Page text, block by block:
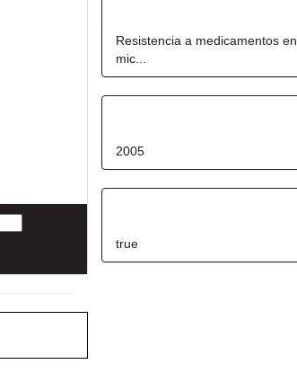
Resistencia a medicamentos en
mic...
2005
true